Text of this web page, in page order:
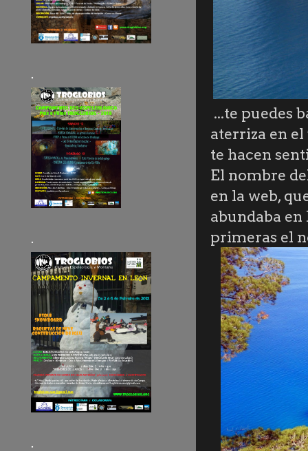
...te puedes
aterriza en
te hacen
El nombre
en la web,
abundaba en
primeras el
.
.
.